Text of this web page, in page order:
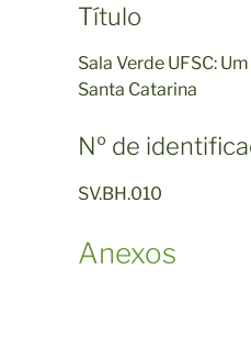
Título
Sala Verde UFSC:
Santa Catarina
Nº de
SV.BH.010
Anexos